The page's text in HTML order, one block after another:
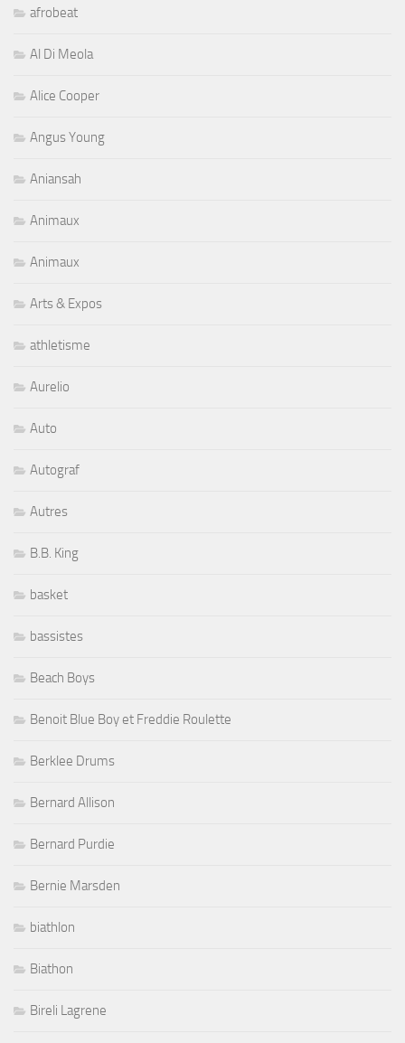
afrobeat
Al Di Meola
Alice Cooper
Angus Young
Aniansah
Animaux
Animaux
Arts & Expos
athletisme
Aurelio
Auto
Autograf
Autres
B.B. King
basket
bassistes
Beach Boys
Benoit Blue Boy et Freddie Roulette
Berklee Drums
Bernard Allison
Bernard Purdie
Bernie Marsden
biathlon
Biathon
Bireli Lagrene